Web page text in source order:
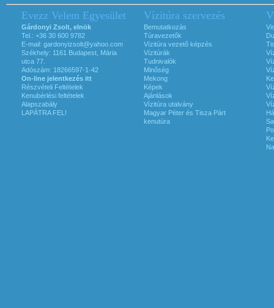
Evezz Velem Egyesület
Gárdonyi Zsolt, elnök
Tel.: +36 30 600 9782
E-mail: gardonyizsolt@yahoo.com
Székhely: 1161 Budapest, Mária
utca 77.
Adószám: 18266597-1-42
On-line jelentkezés itt
Részvételi Feltételek
Kenubérlési feltételek
Alapszabály
LAPÁTRA FEL!
Vízitúra szervezés
Bemutatkozás
Túravezetők
Vízitúra vezető képzés
Vízitúrák
Tudnivalók
Minőség
Mekong
Képek
Ajánlások
Vízitúra utalvány
Magyar Péter és Tisza Párt
kenutúra